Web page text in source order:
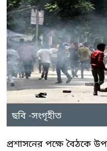
ছবি -সংগৃহীত
প্রশাসনের পক্ষে বৈঠকে